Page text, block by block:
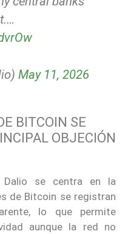
May 11, 2026
BITCOIN SE
OBJECIÓN
se centra en la
de Bitcoin se registran
lo que permite
aunque la red no